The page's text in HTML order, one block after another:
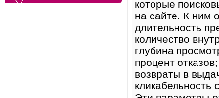
которые
на сайте. К ним
длительность
количество
глубина
процент отказов;
возвраты в
кликабельность